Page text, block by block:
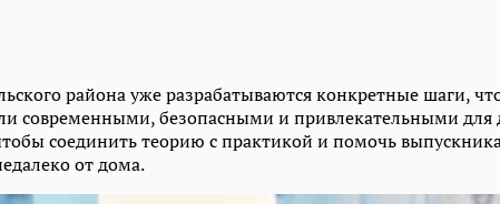
района уже разрабатываются конкретные шаги,
современными, безопасными и привлекательными для
соединить теорию с практикой и помочь
от дома.